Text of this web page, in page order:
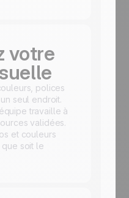
votre
polices
seul endroit.
travaille à
validées.
et couleurs
soit le